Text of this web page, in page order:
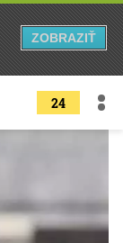
24
ZOBRAZIŤ